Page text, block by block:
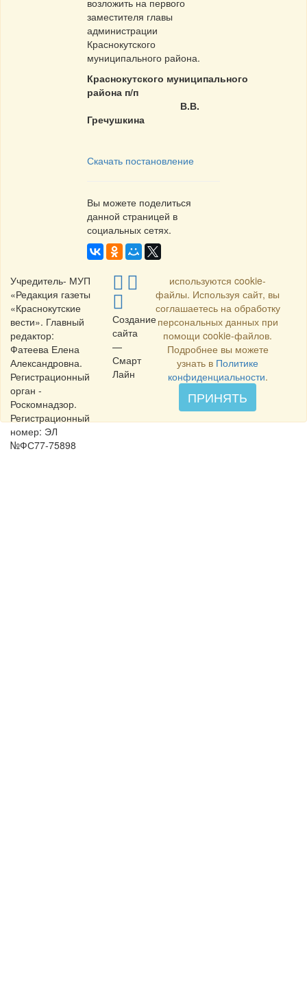
возложить на первого
заместителя главы
администрации
Краснокутского
муниципального района.
Краснокутского муниципального
района п/п
В.В.
Гречушкина
Скачать постановление
Вы можете поделиться
данной страницей в
социальных сетях.
Учредитель- МУП
«Редакция газеты
«Краснокутские
вести». Главный
редактор:
Фатеева Елена
Александровна.
Регистрационный
орган -
Роскомнадзор.
Регистрационный
номер: ЭЛ
№ФС77-75898
Создание
сайта
—
Смарт
Лайн
используются cookie-
файлы. Используя сайт, вы
соглашаетесь на обработку
персональных данных при
помощи cookie-файлов.
Подробнее вы можете
узнать в Политике
конфиденциальности.
ПРИНЯТЬ